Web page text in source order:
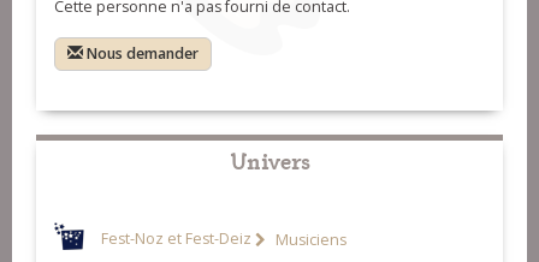
Cette personne n'a pas fourni de contact.
Nous demander
Univers
Fest-Noz et Fest-Deiz Musiciens